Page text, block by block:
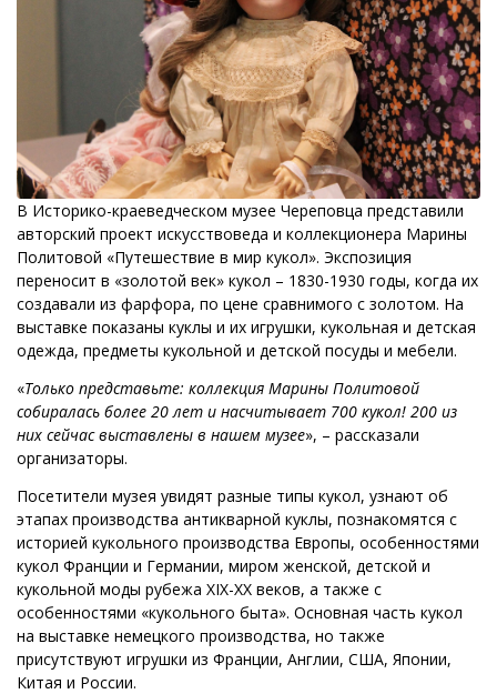
В Историко-краеведческом музее Череповца представили
авторский проект искусствоведа и коллекционера Марины
Политовой «Путешествие в мир кукол». Экспозиция
переносит в «золотой век» кукол – 1830-1930 годы, когда их
создавали из фарфора, по цене сравнимого с золотом. На
выставке показаны куклы и их игрушки, кукольная и детская
одежда, предметы кукольной и детской посуды и мебели.
«Только представьте: коллекция Марины Политовой
собиралась более 20 лет и насчитывает 700 кукол! 200 из
них сейчас выставлены в нашем музее», – рассказали
организаторы.
Посетители музея увидят разные типы кукол, узнают об
этапах производства антикварной куклы, познакомятся с
историей кукольного производства Европы, особенностями
кукол Франции и Германии, миром женской, детской и
кукольной моды рубежа XIX-XX веков, а также с
особенностями «кукольного быта». Основная часть кукол
на выставке немецкого производства, но также
присутствуют игрушки из Франции, Англии, США, Японии,
Китая и России.